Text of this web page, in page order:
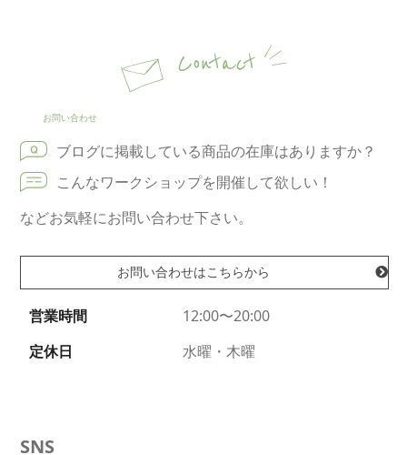
Contact
お問い合わせ
ブログに掲載している商品の在庫はありますか？
こんなワークショップを開催して欲しい！
などお気軽にお問い合わせ下さい。
お問い合わせはこちらから
営業時間
12:00〜20:00
定休日
水曜・木曜
SNS